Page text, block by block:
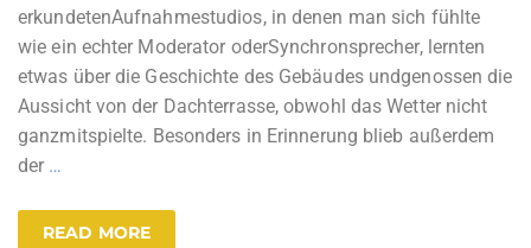
erkundetenAufnahmestudios, in denen man sich fühlte
wie ein echter Moderator oderSynchronsprecher, lernten
etwas über die Geschichte des Gebäudes undgenossen die
Aussicht von der Dachterrasse, obwohl das Wetter nicht
ganzmitspielte. Besonders in Erinnerung blieb außerdem
der …
READ MORE